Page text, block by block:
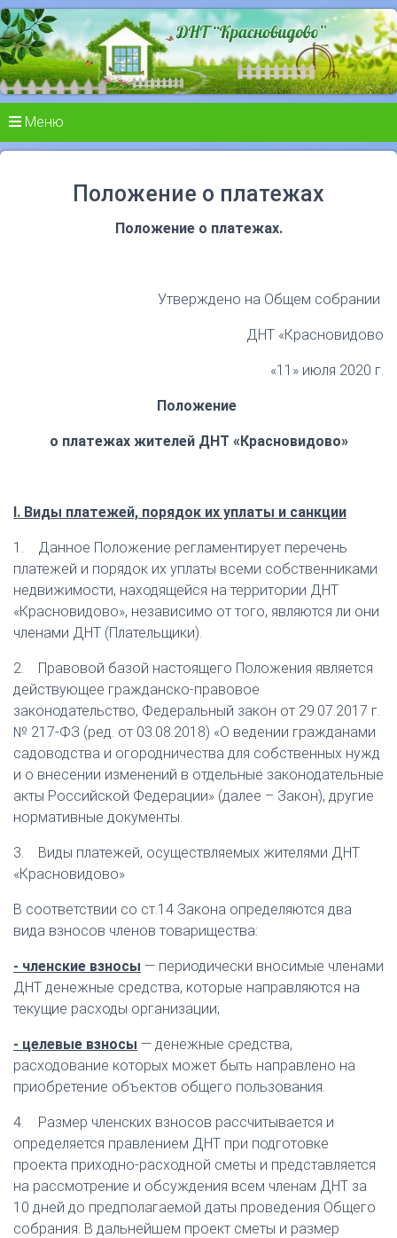
Меню
Положение о платежах
Положение о платежах.
Утверждено на Общем собрании
ДНТ «Красновидово
«11» июля 2020 г.
Положение
о платежах жителей ДНТ «Красновидово»
I. Виды платежей, порядок их уплаты и санкции
1. Данное Положение регламентирует перечень
платежей и порядок их уплаты всеми собственниками
недвижимости, находящейся на территории ДНТ
«Красновидово», независимо от того, являются ли они
членами ДНТ (Плательщики).
2. Правовой базой настоящего Положения является
действующее гражданско-правовое
законодательство, Федеральный закон от 29.07.2017 г.
№ 217-ФЗ (ред. от 03.08.2018) «О ведении гражданами
садоводства и огородничества для собственных нужд
и о внесении изменений в отдельные законодательные
акты Российской Федерации» (далее – Закон), другие
нормативные документы.
3. Виды платежей, осуществляемых жителями ДНТ
«Красновидово»
В соответствии со ст.14 Закона определяются два
вида взносов членов товарищества:
- членские взносы — периодически вносимые членами
ДНТ денежные средства, которые направляются на
текущие расходы организации;
- целевые взносы — денежные средства,
расходование которых может быть направлено на
приобретение объектов общего пользования.
4. Размер членских взносов рассчитывается и
определяется правлением ДНТ при подготовке
проекта приходно-расходной сметы и представляется
на рассмотрение и обсуждения всем членам ДНТ за
10 дней до предполагаемой даты проведения Общего
собрания. В дальнейшем проект сметы и размер